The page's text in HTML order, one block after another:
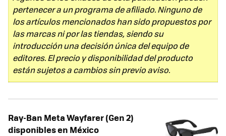
pertenecer a un programa de afiliado. Ninguno de
los artículos mencionados han sido propuestos por
las marcas ni por las tiendas, siendo su
introducción una decisión única del equipo de
editores. El precio y disponibilidad del producto
están sujetos a cambios sin previo aviso.
Ray-Ban Meta Wayfarer (Gen 2)
disponibles en México